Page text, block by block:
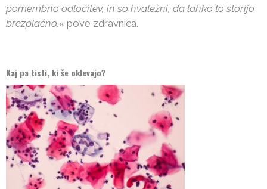
pomembno odločitev, in so hvaležni, da lahko to storijo
brezplačno,« pove zdravnica.
Kaj pa tisti, ki še oklevajo?